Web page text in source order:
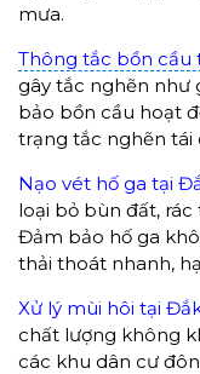
mưa.
Thông tắc bồn cầu
gây tắc nghẽn như
bảo bồn cầu hoạt
trạng tắc nghẽn tái
Nạo vét hố ga tại
loại bỏ bùn đất,
Đảm bảo hố ga
thải thoát nhanh,
Xử lý mùi hôi tại
chất lượng không
các khu dân cư